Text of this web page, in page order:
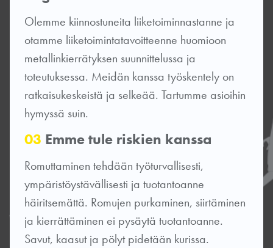
Olemme kiinnostuneita liiketoiminnastanne ja
otamme liiketoimintatavoitteenne huomioon
metallinkierrätyksen suunnittelussa ja
toteutuksessa. Meidän kanssa työskentely on
ratkaisukeskeistä ja selkeää. Tartumme asioihin
hymyssä suin.
03 Emme tule riskien kanssa
Romuttaminen tehdään työturvallisesti,
ympäristöystävällisesti ja tuotantoanne
häiritsemättä. Romujen purkaminen, siirtäminen
ja kierrättäminen ei pysäytä tuotantoanne.
Savut, kaasut ja pölyt pidetään kurissa.